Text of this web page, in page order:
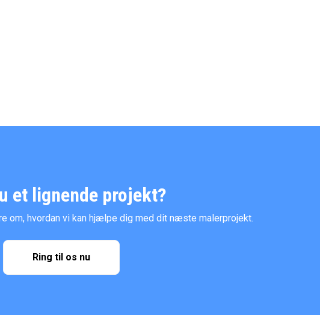
et lignende projekt?
om, hvordan vi kan hjælpe dig med dit næste malerprojekt.
Ring til os nu